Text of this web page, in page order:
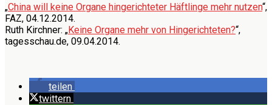
„China will keine Organe hingerichteter Häftlinge mehr nutzen“,
FAZ, 04.12.2014.
Ruth Kirchner: „Keine Organe mehr von Hingerichteten?“,
tagesschau.de, 09.04.2014.
teilen
twittern